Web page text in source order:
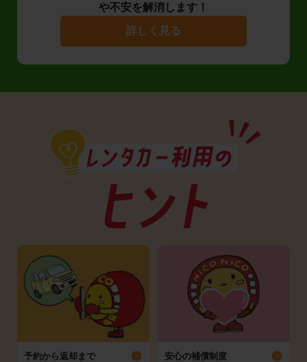
や不安を解消します！
詳しく見る
予約から返却まで 安心の補償制度